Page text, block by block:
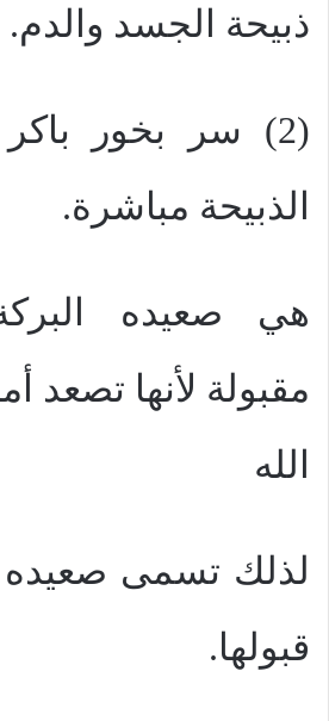
ذبيحة الجسد والدم.
(2) سر بخور
الذبيحة مباشرة.
هي صعيده
مقبولة لأنها تصعد
الله
لذلك تسمى صعيده
قبولها.